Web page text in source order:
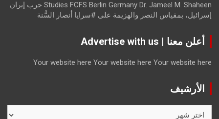
Studies FCFS Berlin Germany Dr. Jameel M. Shaheen حرب إيران
إسرائيل، بمقياس النصر والهزيمة على #سرايا أنصار السُّنة
أعلن معنا | Advertise with us
Your website here Your website here Your website here
الأرشيف